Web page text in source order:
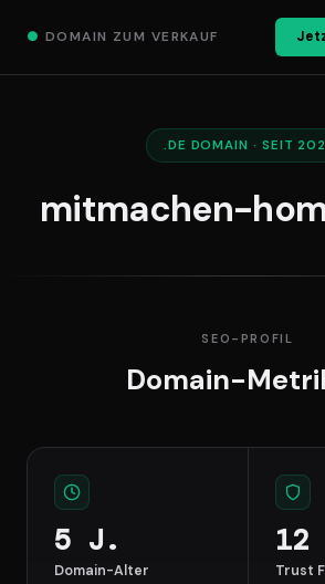
● DOMAIN ZUM VERKAUF
.DE DOMAIN · SEIT
mitmachen-
SEO-PROFIL
Domain-
5 J.
Domain-Alter
12
Trust